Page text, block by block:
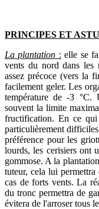
PRINCIPES ET
La plantation : elle se
vents du nord dans les
assez précoce (vers la
facilement geler. Les
température de -3 °C.
souvent la limite
fructification. En ce qui
particulièrement
préférence pour les
lourds, les cerisiers ont
gommose. A la
tuteur, cela lui
cas de forts vents. La
du tronc permettra de
évitera de l'arroser tous